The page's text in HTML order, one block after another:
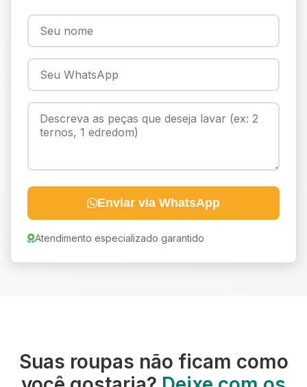
Enviar via WhatsApp
Atendimento especializado garantido
Suas roupas não ficam como